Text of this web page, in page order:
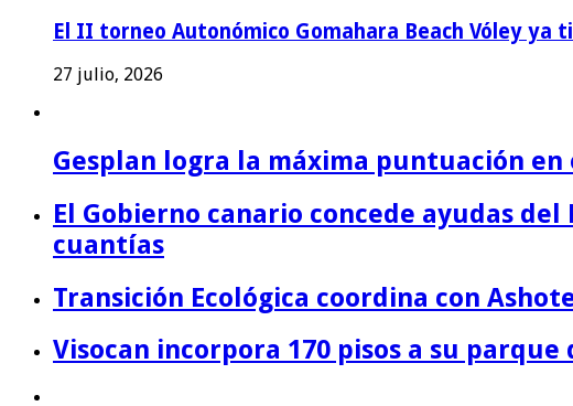
El II torneo Autonómico Gomahara Beach Vóley ya
27 julio, 2026
Gesplan logra la máxima puntuación
El Gobierno canario concede ayudas
cuantías
Transición Ecológica coordina con
Visocan incorpora 170 pisos a su